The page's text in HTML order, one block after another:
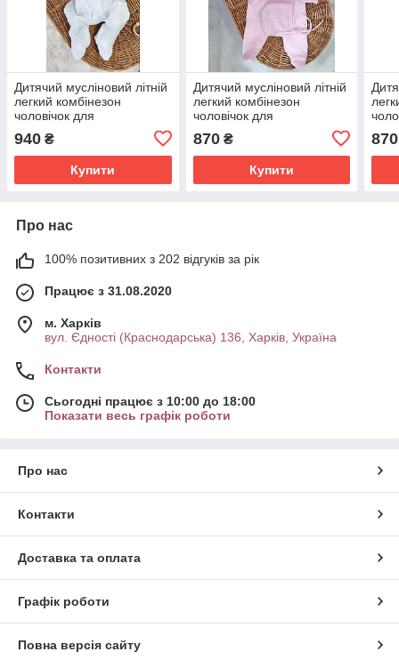
Дитячий мусліновий літній
легкий комбінезон
чоловічок для
новонародженого 0-3 міс
56-62 см Літо
940 ₴
Купити
Дитячий мусліновий літній
легкий комбінезон
чоловічок для
новонародженого 0-3 міс
56-62 см Літо
870₴
Купити
56-
870
Про нас
100% позитивних з 202 відгуків за рік
Працює з 31.08.2020
м. Харків
вул. Єдності (Краснодарська) 136, Харків, Україна
Контакти
Сьогодні працює з 10:00 до 18:00
Показати весь графік роботи
Про нас
Контакти
Доставка та оплата
Графік роботи
Повна версія сайту